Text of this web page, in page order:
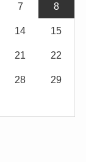
7 8
14 15
21 22
28 29